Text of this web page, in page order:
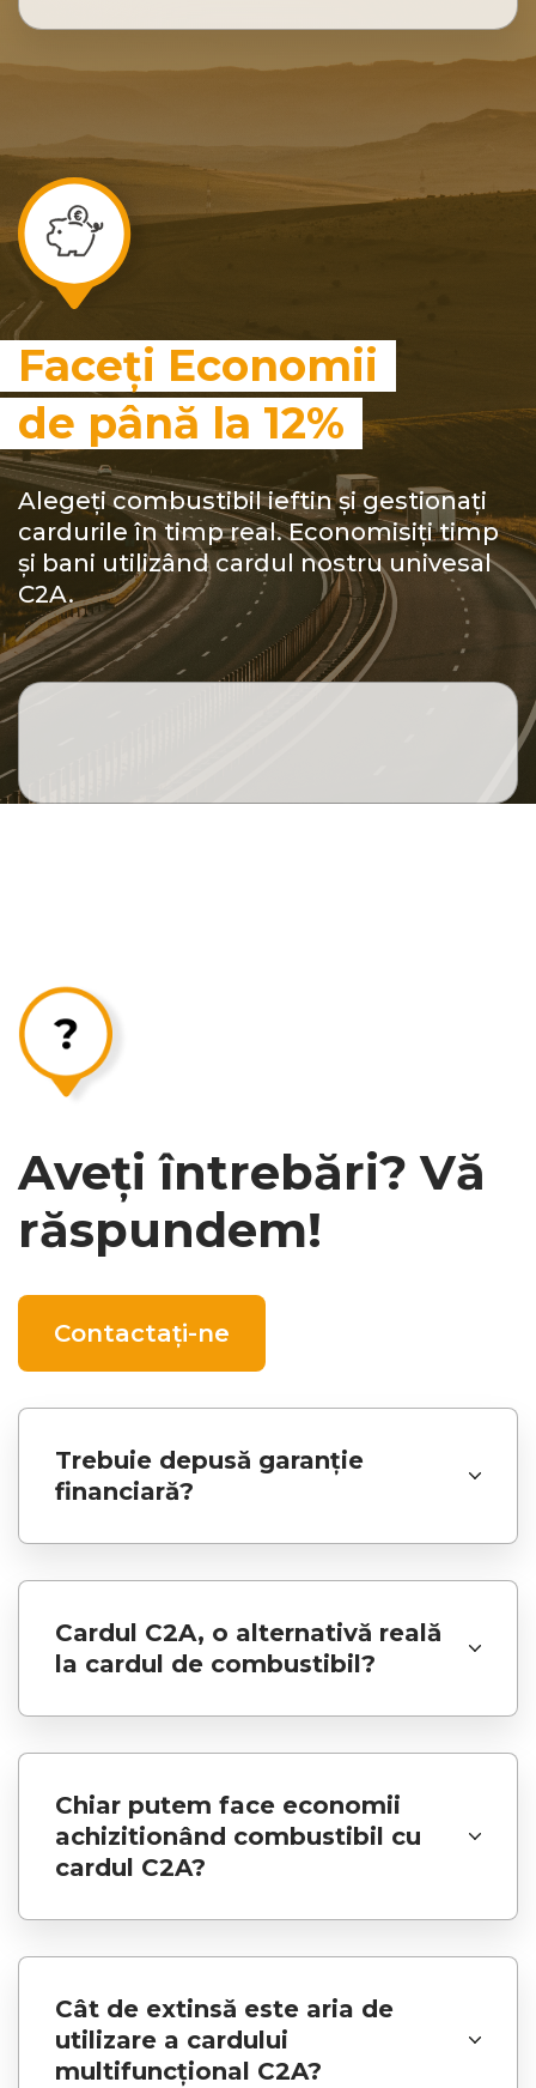
Faceți Economii
de până la 12%
Alegeți combustibil ieftin și gestionați
cardurile în timp real. Economisiți timp
și bani utilizând cardul nostru univesal
C2A.
Aveți întrebări? Vă
răspundem!
Contactați-ne
Trebuie depusă garanție
financiară?
Cardul C2A, o alternativă reală
la cardul de combustibil?
Chiar putem face economii
achizitionând combustibil cu
cardul C2A?
Cât de extinsă este aria de
utilizare a cardului
multifuncțional C2A?